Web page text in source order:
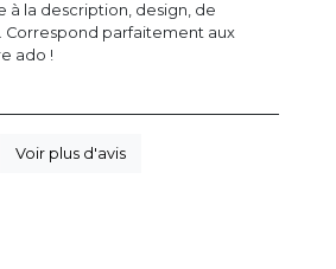
à la description, design, de
Correspond parfaitement aux
ado !
Voir plus d'avis